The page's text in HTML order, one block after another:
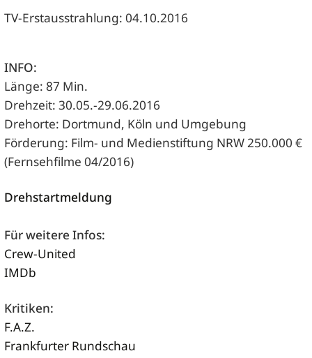
TV-Erstausstrahlung: 04.10.2016
INFO:
Länge: 87 Min.
Drehzeit: 30.05.-29.06.2016
Drehorte: Dortmund, Köln und Umgebung
Förderung: Film- und Medienstiftung NRW 250.000 €
(Fernsehfilme 04/2016)
Drehstartmeldung
Für weitere Infos:
Crew-United
IMDb
Kritiken:
F.A.Z.
Frankfurter Rundschau